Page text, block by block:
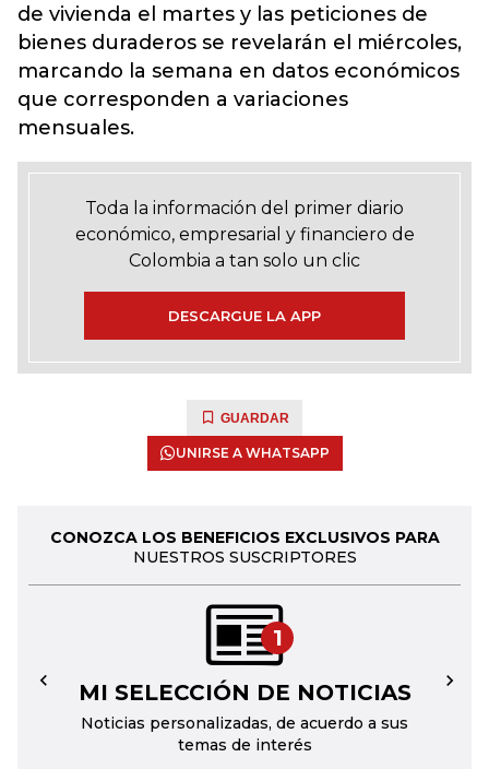
de vivienda el martes y las peticiones de
bienes duraderos se revelarán el miércoles,
marcando la semana en datos económicos
que corresponden a variaciones
mensuales.
Toda la información del primer diario
económico, empresarial y financiero de
Colombia a tan solo un clic
DESCARGUE LA APP
GUARDAR
UNIRSE A WHATSAPP
CONOZCA LOS BENEFICIOS EXCLUSIVOS PARA
NUESTROS SUSCRIPTORES
1
MI SELECCIÓN DE NOTICIAS
Noticias personalizadas, de acuerdo a sus
temas de interés
← →